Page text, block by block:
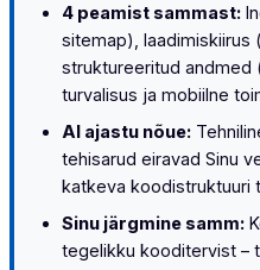
4 peamist sammast:
sitemap), laadimiskiirus (
struktureeritud andmed
turvalisus ja mobiilne
AI ajastu nõue:
tehisarud eiravad Sinu
katkeva koodistruktuuri
Sinu järgmine samm:
tegelikku kooditervist –